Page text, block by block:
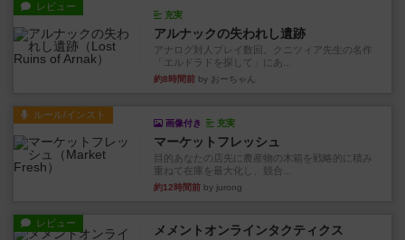
レビュー
充実
アルナックの失われし遺跡
アナログ対人プレイ数回。クニツィア先生の名作
「エルドラドを探して」にあ...
約8時間前 by おーちゃん
ルール/インスト
画像付き 充実
マーケットフレッシュ
目的あなたの店先に農産物の木箱を戦略的に積み
重ねて在庫を最大化し、競合...
約12時間前 by jurong
レビュー メメントオンラインタクティクス